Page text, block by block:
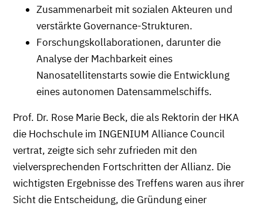
Zusammenarbeit mit sozialen Akteuren und
verstärkte Governance-Strukturen.
Forschungskollaborationen, darunter die
Analyse der Machbarkeit eines
Nanosatellitenstarts sowie die Entwicklung
eines autonomen Datensammelschiffs.
Prof. Dr. Rose Marie Beck, die als Rektorin der HKA
die Hochschule im INGENIUM Alliance Council
vertrat, zeigte sich sehr zufrieden mit den
vielversprechenden Fortschritten der Allianz. Die
wichtigsten Ergebnisse des Treffens waren aus ihrer
Sicht die Entscheidung, die Gründung einer